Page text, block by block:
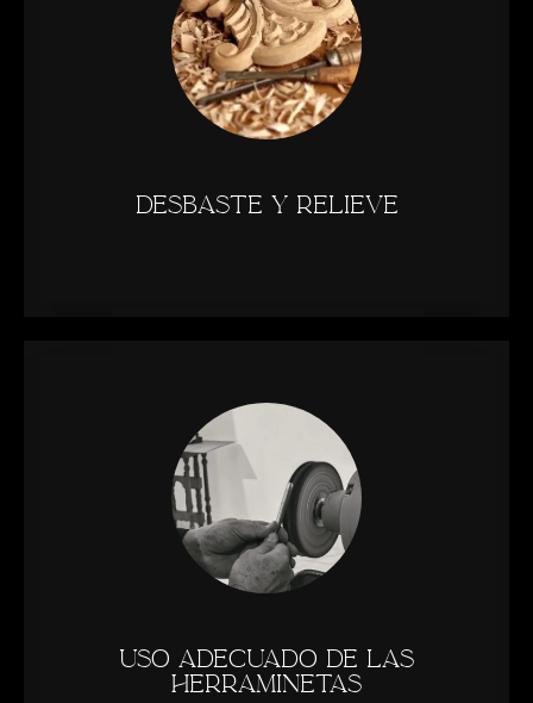
desbaste y relieve
Uso adecuado de las
herraminetas